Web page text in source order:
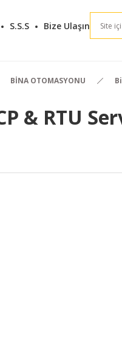
S.S.S Bize Ulaşın
BİNA OTOMASYONU
& RTU